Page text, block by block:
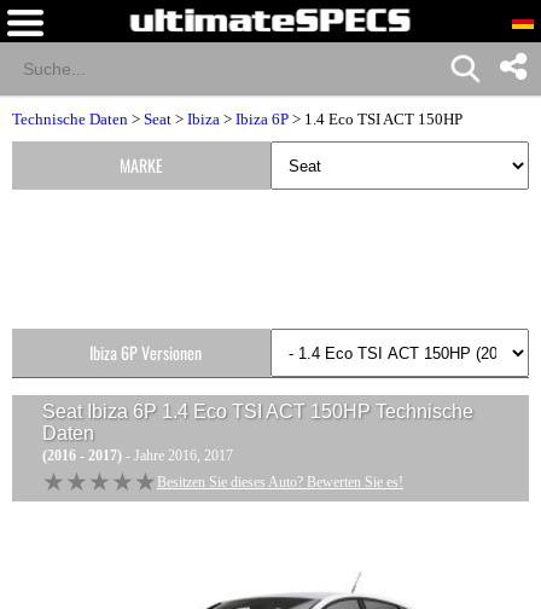
Technische Daten > Seat > Ibiza > Ibiza 6P > 1.4 Eco TSI ACT 150HP
Seat Ibiza 6P 1.4 Eco TSI ACT 150HP Technische
Daten
(2016 - 2017) - Jahre 2016, 2017
★★★★★
★★★★★ Besitzen Sie dieses Auto? Bewerten Sie es!
MARKE
Ibiza 6P Versionen